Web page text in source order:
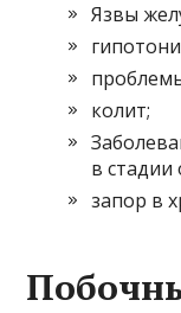
Язвы
колит;
в стадии
запор в